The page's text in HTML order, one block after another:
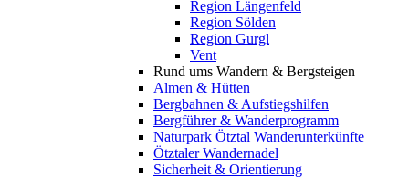
Region Längenfeld
Region Sölden
Region Gurgl
Vent
Rund ums Wandern & Bergsteigen
Almen & Hütten
Bergbahnen & Aufstiegshilfen
Bergführer & Wanderprogramm
Naturpark Ötztal Wanderunterkünfte
Ötztaler Wandernadel
Sicherheit & Orientierung